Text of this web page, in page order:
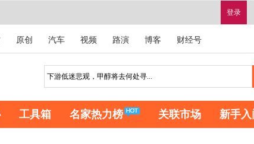
登录
原创 汽车 视频 路演 博客 财经号
工具箱 名家热力榜 关联市场 新手入